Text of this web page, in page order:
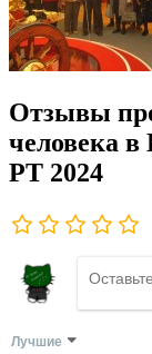
Отзывы
человека
РТ 2024
Лучшие